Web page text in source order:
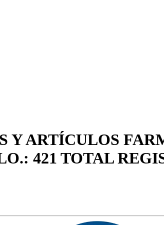
Y ARTÍCULOS
421 TOTAL